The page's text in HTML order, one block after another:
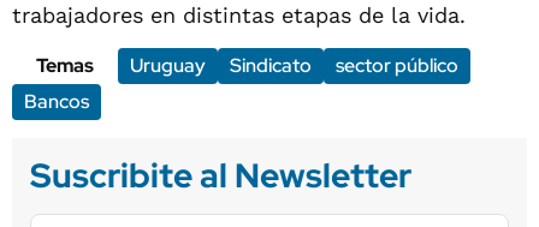
trabajadores en distintas etapas de la vida.
Temas
Uruguay Sindicato
sector público
Bancos
Suscribite al Newsletter